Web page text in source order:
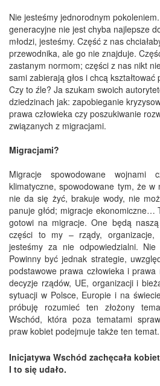
Nie jesteśmy jednorodnym
generacyjne nie jest chyba najlepsze
młodzi, jesteśmy. Część z nas
przewodnika, ale go nie znajduje.
zastanym normom; części z nas nikt
sami zabierają głos i chcą kształtować
Czy to źle? Ja szukam swoich
dziedzinach jak: zapobieganie
prawa człowieka czy poszukiwanie
związanych z migracjami.
Migracjami?
Migracje spowodowane wojnami
klimatyczne, spowodowane tym, że w
nie da się żyć, brakuje wody, nie
panuje głód; migracje ekonomiczne…
gotowi na migracje. One będą
części to my – rządy, organizacje,
jesteśmy za nie odpowiedzialni.
Powinny być jednak strategie,
podstawowe prawa człowieka i
decyzje rządów, UE, organizacji i
sytuacji w Polsce, Europie i na
próbuję rozumieć ten złożony
Wschód, która poza tematami
praw kobiet podejmuje także ten temat.
Inicjatywa Wschód zachęcała
I to się udało.